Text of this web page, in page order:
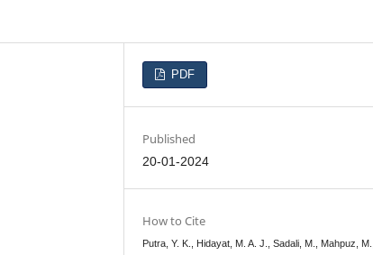
PDF
Published
20-01-2024
How to Cite
Putra, Y. K., Hidayat, M. A. J., Sadali, M., Mahpuz, M.,